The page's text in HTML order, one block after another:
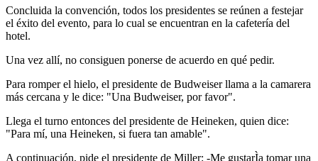
Concluida la convención, todos los presidentes se reúnen a festejar
el éxito del evento, para lo cual se encuentran en la cafetería del
hotel.
Una vez allí, no consiguen ponerse de acuerdo en qué pedir.
Para romper el hielo, el presidente de Budweiser llama a la camarera
más cercana y le dice: "Una Budweiser, por favor".
Llega el turno entonces del presidente de Heineken, quien dice:
"Para mí, una Heineken, si fuera tan amable".
A continuación, pide el presidente de Miller: -Me gustarÌa tomar una